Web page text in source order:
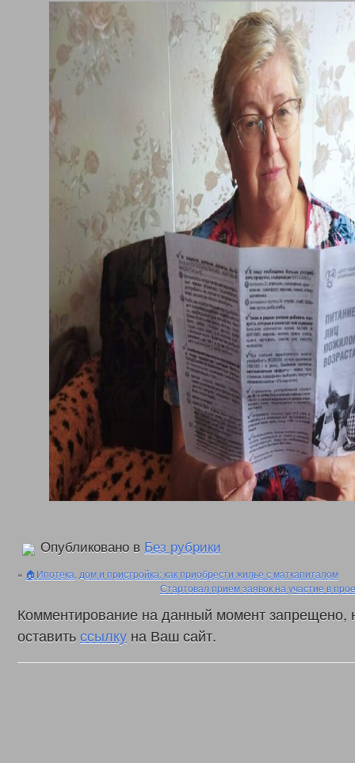
КОНТАКТЫ
Опубликовано в Без рубрики
« 🏠Ипотека, дом и пристройка: как приобрести жилье с маткапиталом
Стартовал прием заявок на участие в
Комментирование на данный момент запрещено,
оставитьссылку на Ваш сайт.